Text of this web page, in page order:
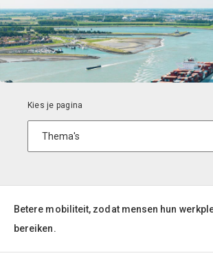
Betere mobiliteit, zodat mensen hun
bereiken.